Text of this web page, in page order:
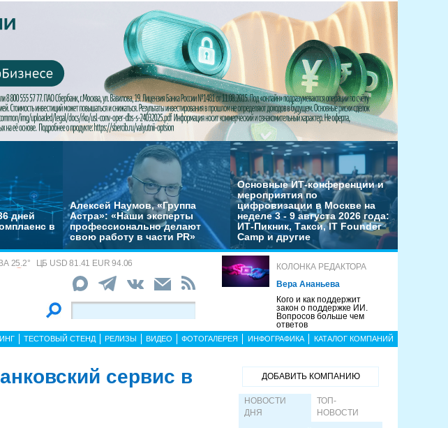
дней
в
Алексей Наумов, «Группа
Астра»: «Наши эксперты
профессионально делают
свою работу в части PR»
Основные ИТ-конференции и
мероприятия по
цифровизации в Москве на
неделе 3 - 9 августа 2026 года:
ИТ-Пикник, Такси, IT Founder
Camp и другие
25.2° ЦБ USD 81.41 EUR 94.06
КОЛОНКА РЕДАКТОРА
Вера Ананьева
Кого и как поддержит
закон о поддержке ИИ.
Вопросов больше чем
ответов
ТЕСТОВЫЙ СТЕНД РЕЛИЗЫ ВИДЕО ФОТОГАЛЕРЕЯ ИНФОГРАФИКА КАТАЛОГ КОМПАНИЙ
сервис в
ДОБАВИТЬ КОМПАНИЮ
НОВОСТИ
ДНЯ
ТОП-
НОВОСТИ